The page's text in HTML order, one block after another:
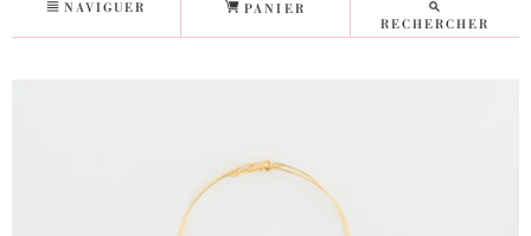
NAVIGUER
PANIER
RECHERCHER